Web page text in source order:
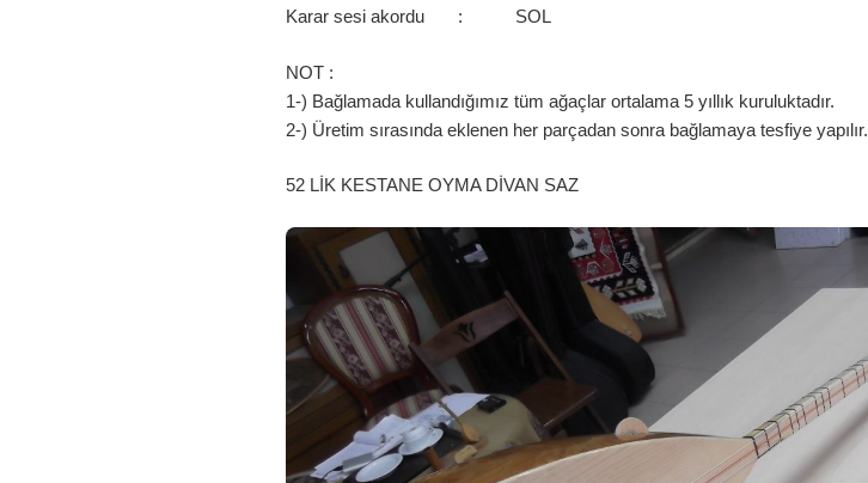
Karar sesi akordu : SOL
NOT :
1-) Bağlamada kullandığımız tüm ağaçlar ortalama 5 yıllık kuruluktadır.
2-) Üretim sırasında eklenen her parçadan sonra bağlamaya tesfiye yapılır.
52 LİK KESTANE OYMA DİVAN SAZ